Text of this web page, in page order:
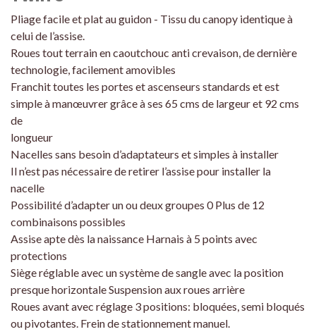
Pliage facile et plat au guidon - Tissu du canopy identique à
celui de l’assise.
Roues tout terrain en caoutchouc anti crevaison, de dernière
technologie, facilement amovibles
Franchit toutes les portes et ascenseurs standards et est
simple à manœuvrer grâce à ses 65 cms de largeur et 92 cms
de
longueur
Nacelles sans besoin d’adaptateurs et simples à installer
Il n’est pas nécessaire de retirer l’assise pour installer la
nacelle
Possibilité d’adapter un ou deux groupes 0 Plus de 12
combinaisons possibles
Assise apte dès la naissance Harnais à 5 points avec
protections
Siège réglable avec un système de sangle avec la position
presque horizontale Suspension aux roues arrière
Roues avant avec réglage 3 positions: bloquées, semi bloqués
ou pivotantes. Frein de stationnement manuel.